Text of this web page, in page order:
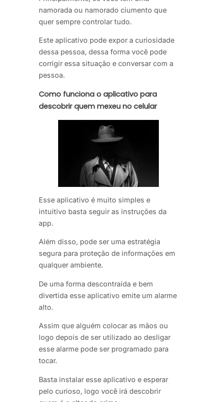
namorada ou namorado ciumento que
quer sempre controlar tudo.
Este aplicativo pode expor a curiosidade
dessa pessoa, dessa forma você pode
corrigir essa situação e conversar com a
pessoa.
Como funciona o aplicativo para
descobrir quem mexeu no celular
Esse aplicativo é muito simples e
intuitivo basta seguir as instruções da
app.
Além disso, pode ser uma estratégia
segura para proteção de informações em
qualquer ambiente.
De uma forma descontraída e bem
divertida esse aplicativo emite um alarme
alto.
Assim que alguém colocar as mãos ou
logo depois de ser utilizado ao desligar
esse alarme pode ser programado para
tocar.
Basta instalar esse aplicativo e esperar
pelo curioso, logo você irá descobrir